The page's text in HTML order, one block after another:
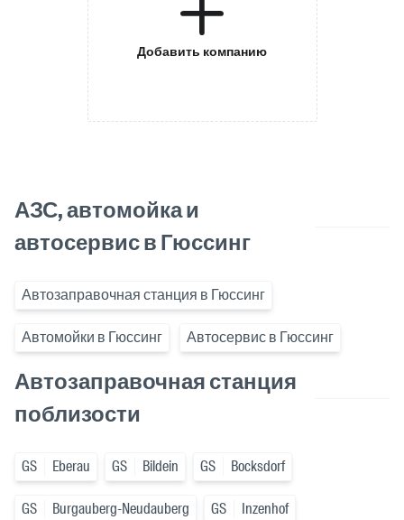
Добавить компанию
АЗС, автомойка и
автосервис в Гюссинг
Автозаправочная станция в Гюссинг
Автомойки в Гюссинг Автосервис в Гюссинг
Автозаправочная станция
поблизости
GS Eberau GS Bildein GS Bocksdorf
GS Burgauberg-Neudauberg GS Inzenhof